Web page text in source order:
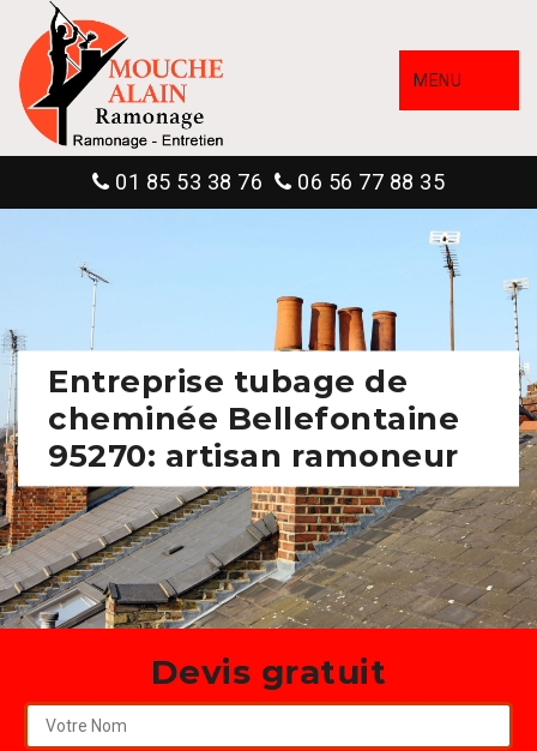
MENU
01 85 53 38 76 06 56 77 88 35
Entreprise tubage de
cheminée Bellefontaine
95270: artisan ramoneur
Devis gratuit